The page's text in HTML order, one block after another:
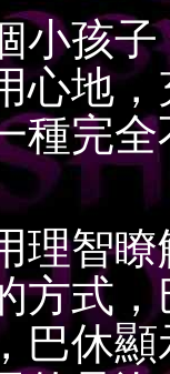
子
心地
種完
瞭
方式
巴休